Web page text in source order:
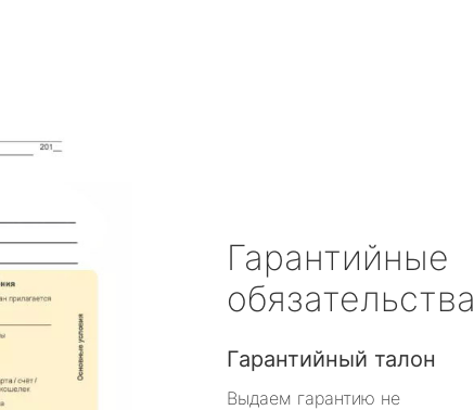
Гарантийные
обязательства
Гарантийный талон
Выдаем гарантию не